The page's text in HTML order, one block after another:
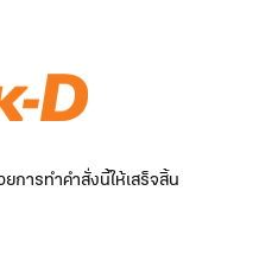
ารทำคำสั่งนี้ให้เสร็จสิ้น